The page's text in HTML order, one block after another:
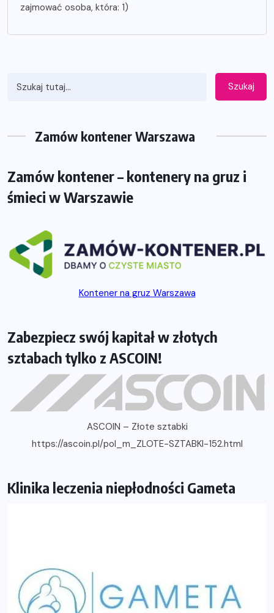
zajmować osoba, która: 1)
Szukaj
Zamów kontener Warszawa
Zamów kontener – kontenery na gruz i
śmieci w Warszawie
Kontener na gruz Warszawa
Zabezpiecz swój kapitał w złotych
sztabach tylko z ASCOIN!
ASCOIN – Złote sztabki
https://ascoin.pl/pol_m_ZLOTE-SZTABKI-152.html
Klinika leczenia niepłodności Gameta